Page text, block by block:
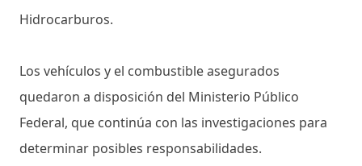
Hidrocarburos.
Los vehículos y el combustible asegurados
quedaron a disposición del Ministerio Público
Federal, que continúa con las investigaciones para
determinar posibles responsabilidades.